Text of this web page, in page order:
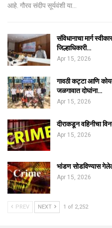
आहे. गौरव संदीप सूर्यवंशी या…
संविधानाचा मार्ग
जिल्हाधिकारी…
Apr 15, 2026
गावठी कट्टा आणि
जळगावात दोघांना…
Apr 15, 2026
दीराकडून वहिनीचा
Apr 15, 2026
भांडण सोडविण्यास
Apr 15, 2026
PREV NEXT 1 of 2,252